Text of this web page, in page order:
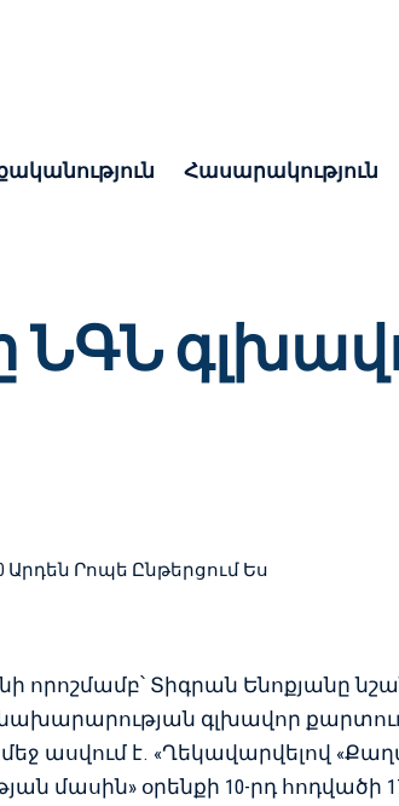
Հասարակություն
ՆԳՆ
Արդեն Րոպե Ընթերցում Ես
որոշմամբ՝ Տիգրան Ենոքյանը
նախարարության գլխավոր
ասվում է. «Ղեկավարվելով
մասին» օրենքի 10-րդ հոդվածի